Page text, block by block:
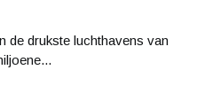
de drukste luchthavens van